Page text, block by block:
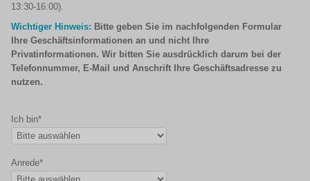
13:30-16:00).
Wichtiger Hinweis: Bitte geben Sie im nachfolgenden Formular
Ihre Geschäftsinformationen an und nicht Ihre
Privatinformationen. Wir bitten Sie ausdrücklich darum bei der
Telefonnummer, E-Mail und Anschrift Ihre Geschäftsadresse zu
nutzen.
Ich bin*
Anrede*